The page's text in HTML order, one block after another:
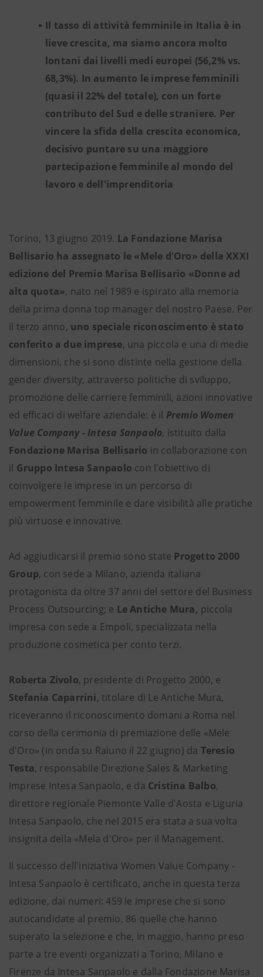
Il tasso di attività femminile in Italia è in
lieve crescita, ma siamo ancora molto
lontani dai livelli medi europei (56,2% vs.
68,3%). In aumento le imprese femminili
(quasi il 22% del totale), con un forte
contributo del Sud e delle straniere. Per
vincere la sfida della crescita economica,
decisivo puntare su una maggiore
partecipazione femminile al mondo del
lavoro e dell'imprenditoria
Torino, 13 giugno 2019. La Fondazione Marisa
Bellisario ha assegnato le «Mele d'Oro» della XXXI
edizione del Premio Marisa Bellisario «Donne ad
alta quota», nato nel 1989 e ispirato alla memoria
della prima donna top manager del nostro Paese. Per
il terzo anno, uno speciale riconoscimento è stato
conferito a due imprese, una piccola e una di medie
dimensioni, che si sono distinte nella gestione della
gender diversity, attraverso politiche di sviluppo,
promozione delle carriere femminili, azioni innovative
ed efficaci di welfare aziendale: è il Premio Women
Value Company - Intesa Sanpaolo, istituito dalla
Fondazione Marisa Bellisario in collaborazione con
il Gruppo Intesa Sanpaolo con l'obiettivo di
coinvolgere le imprese in un percorso di
empowerment femminile e dare visibilità alle pratiche
più virtuose e innovative.
Ad aggiudicarsi il premio sono state Progetto 2000
Group, con sede a Milano, azienda italiana
protagonista da oltre 37 anni del settore del Business
Process Outsourcing; e Le Antiche Mura, piccola
impresa con sede a Empoli, specializzata nella
produzione cosmetica per conto terzi.
Roberta Zivolo, presidente di Progetto 2000, e
Stefania Caparrini, titolare di Le Antiche Mura,
riceveranno il riconoscimento domani a Roma nel
corso della cerimonia di premiazione delle «Mele
d'Oro» (in onda su Raiuno il 22 giugno) da Teresio
Testa, responsabile Direzione Sales & Marketing
Imprese Intesa Sanpaolo, e da Cristina Balbo,
direttore regionale Piemonte Valle d'Aosta e Liguria
Intesa Sanpaolo, che nel 2015 era stata a sua volta
insignita della «Mela d'Oro» per il Management.
Il successo dell'iniziativa Women Value Company -
Intesa Sanpaolo è certificato, anche in questa terza
edizione, dai numeri: 459 le imprese che si sono
autocandidate al premio, 86 quelle che hanno
superato la selezione e che, in maggio, hanno preso
parte a tre eventi organizzati a Torino, Milano e
Firenze da Intesa Sanpaolo e dalla Fondazione Marisa